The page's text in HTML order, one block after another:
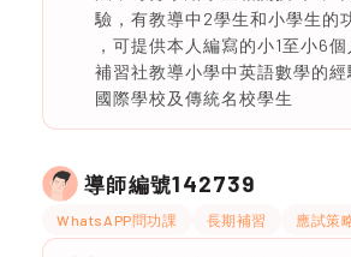
驗，有教導中2學生和小學生的
，可提供本人編寫的小1至小6
補習社教導小學中英語數學的
國際學校及傳統名校學生
導師編號142739
WhatsAPP問功課 長期補習 應試策